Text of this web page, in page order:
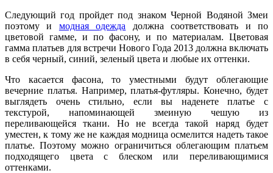
Следующий год пройдет под знаком Черной Водяной Змеи
поэтому и модная одежда должна соответствовать и по
цветовой гамме, и по фасону, и по материалам. Цветовая
гамма платьев для встречи Нового Года 2013 должна включать
в себя черный, синий, зеленый цвета и любые их оттенки.
Что касается фасона, то уместными будут облегающие
вечерние платья. Например, платья-футляры. Конечно, будет
выглядеть очень стильно, если вы наденете платье с
текстурой, напоминающей змеиную чешую из
переливающейся ткани. Но не всегда такой наряд будет
уместен, к тому же не каждая модница осмелится надеть такое
платье. Поэтому можно ограничиться облегающим платьем
подходящего цвета с блеском или переливающимися
оттенками.